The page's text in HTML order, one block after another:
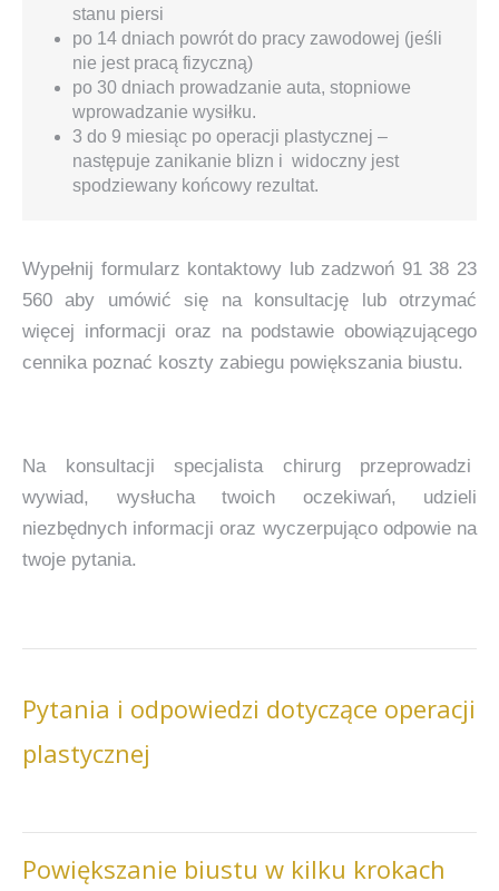
stanu piersi
po 14 dniach powrót do pracy zawodowej (jeśli
nie jest pracą fizyczną)
po 30 dniach prowadzanie auta, stopniowe
wprowadzanie wysiłku.
3 do 9 miesiąc po operacji plastycznej –
następuje zanikanie blizn i widoczny jest
spodziewany końcowy rezultat.
Wypełnij formularz kontaktowy lub zadzwoń 91 38 23
560 aby umówić się na konsultację lub otrzymać
więcej informacji oraz na podstawie obowiązującego
cennika poznać koszty zabiegu powiększania biustu.
Na konsultacji specjalista chirurg przeprowadzi
wywiad, wysłucha twoich oczekiwań, udzieli
niezbędnych informacji oraz wyczerpująco odpowie na
twoje pytania.
Pytania i odpowiedzi dotyczące operacji
plastycznej
Powiększanie biustu w kilku krokach